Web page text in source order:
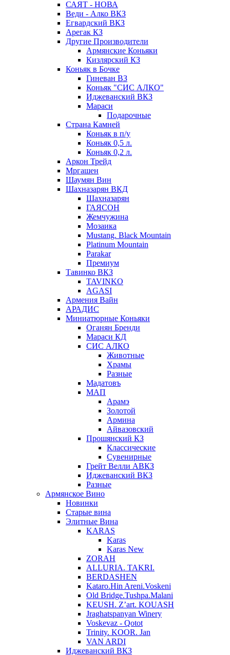
САЯТ - НОВА
Веди - Алко ВКЗ
Егвардский ВКЗ
Арегак КЗ
Другие Производители
Армянские Коньяки
Кизлярский КЗ
Коньяк в Бочке
Гиневан ВЗ
Коньяк "СИС АЛКО"
Иджеванский ВКЗ
Мараси
Подарочные
Страна Камней
Коньяк в п/у
Коньяк 0,5 л.
Коньяк 0,2 л.
Аркон Трейд
Мргашен
Шаумян Вин
Шахназарян ВКД
Шахназарян
ГАЯСОН
Жемчужина
Мозаика
Mustang. Black Mountain
Platinum Mountain
Parakar
Премиум
Тавинко ВКЗ
TAVINKO
AGASI
Армения Вайн
АРАДИС
Миниатюрные Коньяки
Оганян Бренди
Мараси КД
СИС АЛКО
Животные
Храмы
Разные
Мадатовъ
МАП
Арамэ
Золотой
Армина
Айвазовский
Прошянский КЗ
Классические
Сувенирные
Грейт Велли АВКЗ
Иджеванский ВКЗ
Разные
Армянское Вино
Новинки
Старые вина
Элитные Вина
KARAS
Karas
Karas New
ZORAH
ALLURIA. TAKRI.
BERDASHEN
Kataro.Hin Areni.Voskeni
Old Bridge.Tushpa.Malani
KEUSH. Z’art. KOUASH
Jraghatspanyan Winery
Voskevaz - Qotot
Trinity. KOOR. Jan
VAN ARDI
Иджеванский ВКЗ